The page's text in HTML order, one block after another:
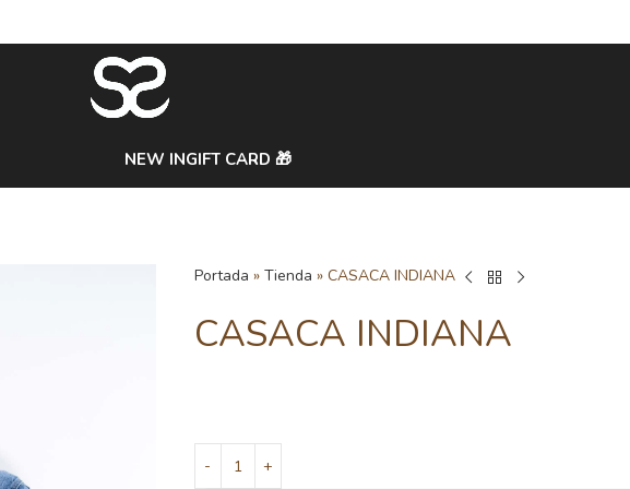
NEW INGIFT CARD 🎁
Portada » Tienda » CASACA INDIANA
CASACA INDIANA